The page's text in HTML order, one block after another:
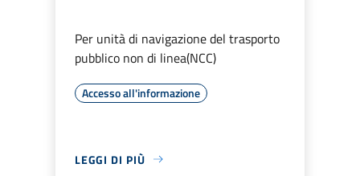
Per unità di navigazione del trasporto
pubblico non di linea(NCC)
Accesso all'informazione
LEGGI DI PIÙ